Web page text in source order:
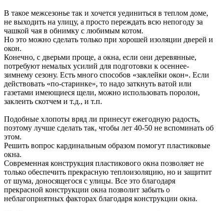
В такое межсезонье так и хочется уединиться в теплом доме,
не выходить на улицу, а просто переждать всю непогоду за
чашкой чая в обнимку с любимым котом.
Но это можно сделать только при хорошей изоляции дверей и
окон.
Конечно, с дверьми проще, а окна, если они деревянные,
потребуют немалых усилий для подготовки к осеннее-
зимнему сезону. Есть много способов «заклейки окон». Если
действовать «по-старинке», то надо заткнуть ватой или
газетами имеющиеся щели, можно использовать поролон,
заклеить скотчем и т.д., и т.п.
Подобные хлопоты вряд ли принесут ежегодную радость,
поэтому лучше сделать так, чтобы лет 40-50 не вспоминать об
этом.
Решить вопрос кардинальным образом помогут пластиковые
окна.
Современная конструкция пластикового окна позволяет не
только обеспечить прекрасную теплоизоляцию, но и защитит
от шума, доносящегося с улицы. Все это благодаря
прекрасной конструкции окна позволит забыть о
неблагоприятных факторах благодаря конструкции окна.